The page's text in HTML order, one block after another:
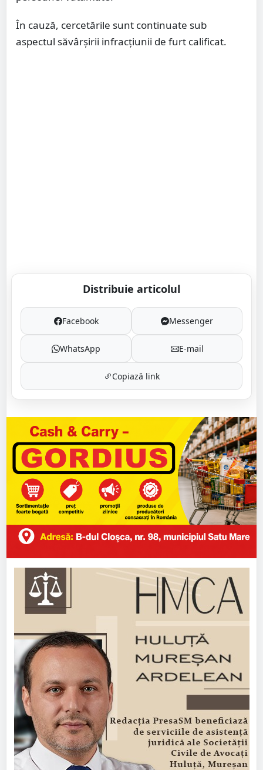
În cauză, cercetările sunt continuate sub
aspectul săvârșirii infracțiunii de furt calificat.
Distribuie articolul
Facebook Messenger
WhatsApp E-mail
Copiază link